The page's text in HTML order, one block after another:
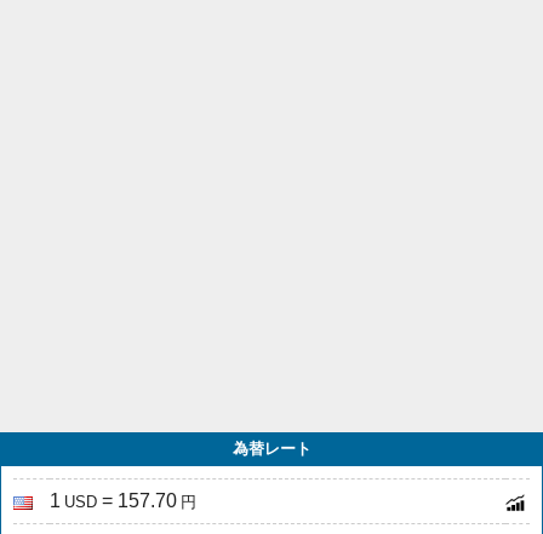
為替レート
1 USD = 157.70 円